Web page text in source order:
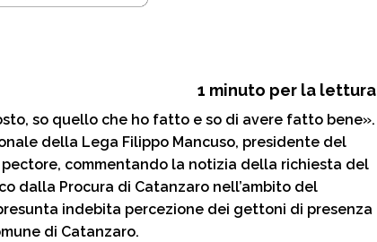
1 minuto per la lettura
so quello che ho fatto e so di avere fatto bene».
della Lega Filippo Mancuso, presidente del
commentando la notizia della richiesta del
dalla Procura di Catanzaro nell’ambito del
indebita percezione dei gettoni di presenza
di Catanzaro.